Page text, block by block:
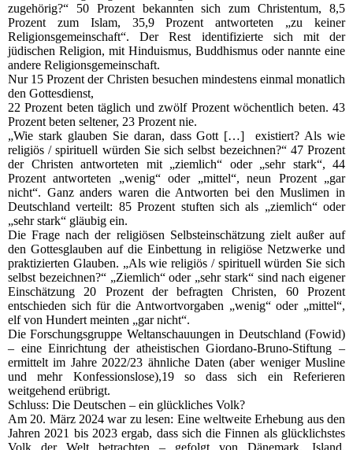
zugehörig?“ 50 Prozent bekannten sich zum Christentum, 8,5
Prozent zum Islam, 35,9 Prozent antworteten „zu keiner
Religionsgemeinschaft“. Der Rest identifizierte sich mit der
jüdischen Religion, mit Hinduismus, Buddhismus oder nannte eine
andere Religionsgemeinschaft.
Nur 15 Prozent der Christen besuchen mindestens einmal monatlich
den Gottesdienst,
22 Prozent beten täglich und zwölf Prozent wöchentlich beten. 43
Prozent beten seltener, 23 Prozent nie.
„Wie stark glauben Sie daran, dass Gott […] existiert? Als wie
religiös / spirituell würden Sie sich selbst bezeichnen?“ 47 Prozent
der Christen antworteten mit „ziemlich“ oder „sehr stark“, 44
Prozent antworteten „wenig“ oder „mittel“, neun Prozent „gar
nicht“. Ganz anders waren die Antworten bei den Muslimen in
Deutschland verteilt: 85 Prozent stuften sich als „ziemlich“ oder
„sehr stark“ gläubig ein.
Die Frage nach der religiösen Selbsteinschätzung zielt außer auf
den Gottesglauben auf die Einbettung in religiöse Netzwerke und
praktizierten Glauben. „Als wie religiös / spirituell würden Sie sich
selbst bezeichnen?“ „Ziemlich“ oder „sehr stark“ sind nach eigener
Einschätzung 20 Prozent der befragten Christen, 60 Prozent
entschieden sich für die Antwortvorgaben „wenig“ oder „mittel“,
elf von Hundert meinten „gar nicht“.
Die Forschungsgruppe Weltanschauungen in Deutschland (Fowid)
– eine Einrichtung der atheistischen Giordano-Bruno-Stiftung –
ermittelt im Jahre 2022/23 ähnliche Daten (aber weniger Musline
und mehr Konfessionslose),19 so dass sich ein Referieren
weitgehend erübrigt.
Schluss: Die Deutschen – ein glückliches Volk?
Am 20. März 2024 war zu lesen: Eine weltweite Erhebung aus den
Jahren 2021 bis 2023 ergab, dass sich die Finnen als glücklichstes
Volk der Welt betrachten – gefolgt von Dänemark, Island,